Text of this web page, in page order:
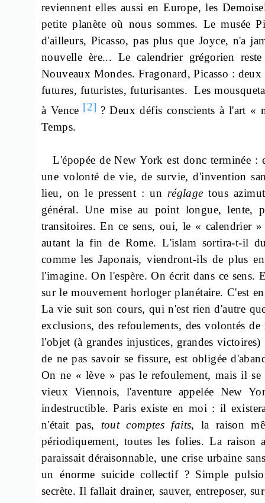
reviennent elles aussi en Europe, les
petite planète où nous sommes. Le musée
d'ailleurs, Picasso, pas plus que Joyce, n'a
nouvelle ère... Le calendrier grégorien
Nouveaux Mondes. Fragonard, Picasso :
futures, futuristes, futurisantes. Les
à Vence [2] ? Deux défis conscients à l'art «
Temps.
L'épopée de New York est donc terminée
une volonté de vie, de survie, d'invention
lieu, on le pressent : un réglage tous
général. Une mise au point longue, lente,
transitoires. En ce sens, oui, le « calendrier
autant la fin de Rome. L'islam sortira-t-il
comme les Japonais, viendront-ils de plus
l'imagine. On l'espère. On écrit dans ce sens.
sur le mouvement horloger planétaire. C'est
La vie suit son cours, qui n'est rien d'autre
exclusions, des refoulements, des volontés
l'objet (à grandes injustices, grandes
de ne pas savoir se fissure, est obligée
On ne « lève » pas le refoulement, mais il se
vieux Viennois, l'aventure appelée New
indestructible. Paris existe en moi : il
n'était pas, tout comptes faits, la raison
périodiquement, toutes les folies. La raison
paraissait déraisonnable, une crise urbaine
un énorme suicide collectif ? Simple
secrète. Il fallait drainer, sauver, entreposer,